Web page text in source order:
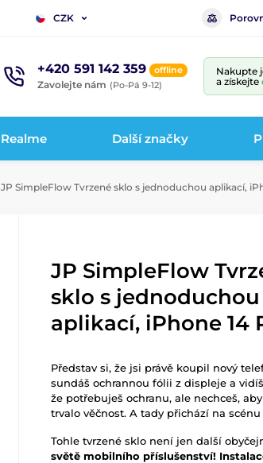
CZK
+420 591 142 359 offline
Zavolejte nám (Po-Pá 9-12)
Nakupte
a získejte
Realme Další značky
JP SimpleFlow Tvrzené sklo s jednoduchou aplikací,
JP SimpleFlow
sklo s jednoduchou
aplikací, iPhone 14
Představ si, že jsi právě koupil nový
sundáš ochrannou fólii z displeje a
že potřebuješ ochranu, ale nechceš,
trvalo věčnost. A tady přichází na scénu
Tohle tvrzené sklo není jen další
světě mobilního příslušenství!